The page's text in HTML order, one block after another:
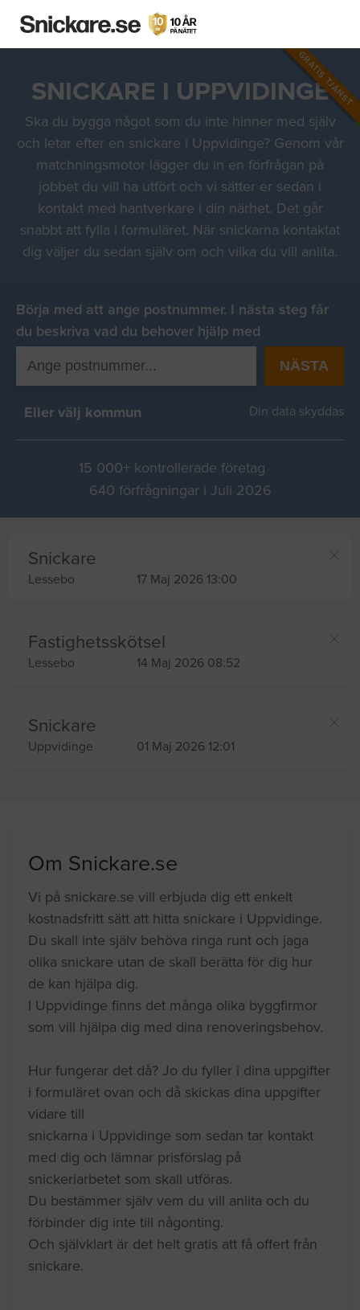
GRATIS TJÄNST
SNICKARE I UPPVIDINGE
Ska du bygga något som du inte hinner med själv
och letar efter en snickare i Uppvidinge? Genom vår
matchningsmotor lägger du in en förfrågan på
jobbet du vill ha utfört och vi sätter er sedan i
kontakt med hantverkare i din närhet. Det går
snabbt att fylla i formuläret. När snickarna kontaktat
dig väljer du sedan själv om och vilka du vill anlita.
Börja med att ange postnummer. I nästa steg får
du beskriva vad du behover hjälp med
NÄSTA
Eller välj kommun Din data skyddas
15 000+ kontrollerade företag
640 förfrågningar i Juli 2026
Snickare
Lessebo 17 Maj 2026 13:00
Fastighetsskötsel
Lessebo 14 Maj 2026 08:52
Snickare
Uppvidinge 01 Maj 2026 12:01
Om Snickare.se
Vi på snickare.se vill erbjuda dig ett enkelt
kostnadsfritt sätt att hitta snickare i Uppvidinge.
Du skall inte själv behöva ringa runt och jaga
olika snickare utan de skall berätta för dig hur
de kan hjälpa dig.
I Uppvidinge finns det många olika byggfirmor
som vill hjälpa dig med dina renoveringsbehov.
Hur fungerar det då? Jo du fyller i dina uppgifter
i formuläret ovan och då skickas dina uppgifter
vidare till
snickarna i Uppvidinge som sedan tar kontakt
med dig och lämnar prisförslag på
snickeriarbetet som skall utföras.
Du bestämmer själv vem du vill anlita och du
förbinder dig inte till någonting.
Och självklart är det helt gratis att få offert från
snickare.